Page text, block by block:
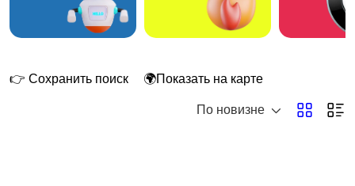
👉 Сохранить поиск 🌍Показать на карте
По новизне